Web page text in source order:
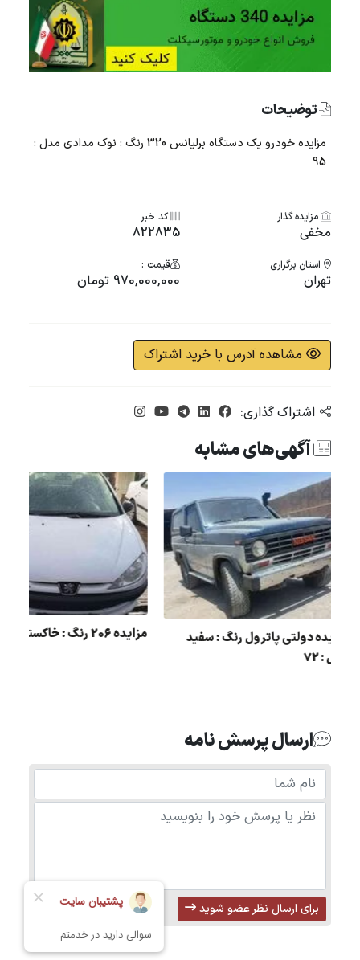
توضیحات
مزایده خودرو یک دستگاه برلیانس 320 رنگ : نوک مدادی مدل :
95
مزایده گذار
مخفی
کد خبر
822835
استان برگزاری
تهران
قیمت :
970,000,000 تومان
مشاهده آدرس با خرید اشتراک
اشتراک گذاری:
آگهی‌های مشابه
مزایده 206 رنگ : خاکستری مدل : 84
مزایده دولتی پاترول رنگ : سفید
مدل : 72
ارسال پرسش نامه
برای ارسال نظر عضو شوید